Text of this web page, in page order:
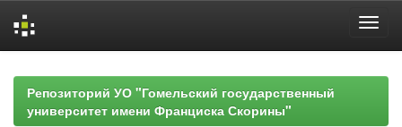
navigationРепозиторий УО "Гомельский государственный
университет имени Франциска Скорины"